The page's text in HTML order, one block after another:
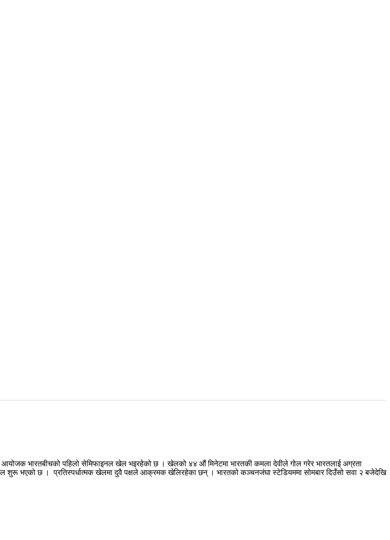
आयोजक भारतबीचको पहिलो सेमिफाइनल खेल भइरहेको छ । खेलको ४४ औं मिनेटमा भारतकी कमला देवीले गोल गरेर भारतलाई अग्रता
शुरू भएको छ । प्रतिस्पर्धात्मक खेलमा दुवै पक्षले आक्रमक खेलिरहेका छन् । भारतको कञ्चनजंघा स्टेडियममा सोमबार दिउँसो सवा २ बजेदेखि